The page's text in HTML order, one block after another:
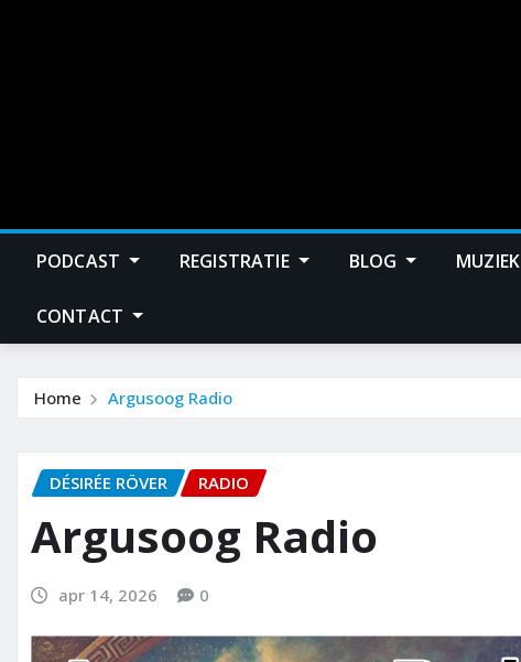
PODCAST REGISTRATIE BLOG MUZIEK
CONTACT
Home Argusoog Radio
DÉSIRÉE RÖVER RADIO
Argusoog Radio
apr 14, 2026 0